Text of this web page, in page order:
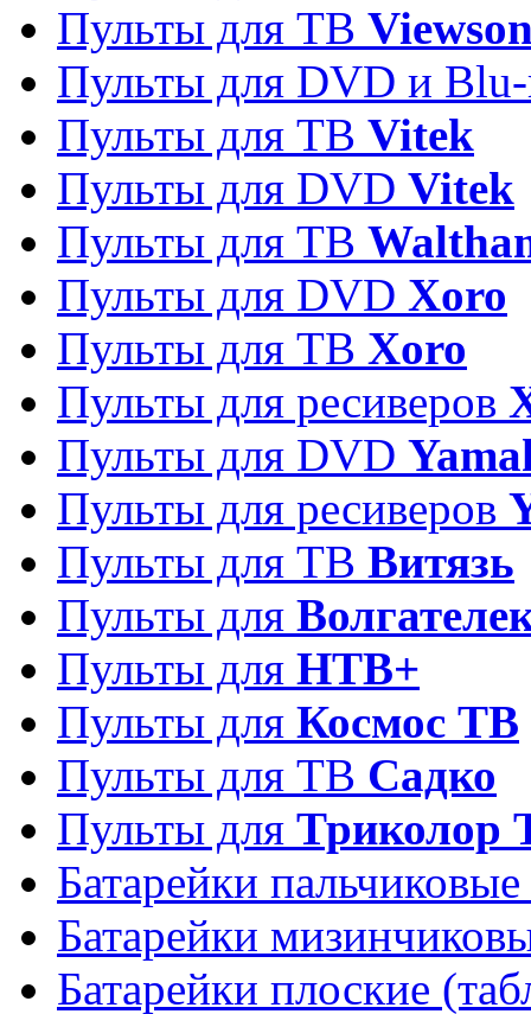
Пульты для ТВ
Пульты для DVD и
Пульты для ТВ Vitek
Пульты для DVD Vitek
Пульты для ТВ
Пульты для DVD Xoro
Пульты для ТВ Xoro
Пульты для ресиверов
Пульты для DVD
Пульты для ресиверов
Пульты для ТВ Витязь
Пульты для
Пульты для НТВ+
Пульты для Космос ТВ
Пульты для ТВ Садко
Пульты для Триколор
Батарейки
Батарейки
Батарейки плоские